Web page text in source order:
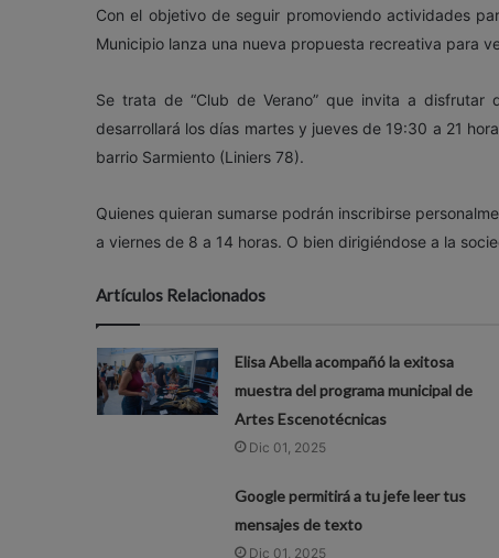
Con el objetivo de seguir promoviendo actividades
Municipio lanza una nueva propuesta recreativa para
Se trata de “Club de Verano” que invita a
desarrollará los días martes y jueves de 19:30 a 21
barrio Sarmiento (Liniers 78).
Quienes quieran sumarse podrán inscribirse
a viernes de 8 a 14 horas. O bien dirigiéndose a la
Artículos Relacionados
Elisa Abella acompañó la exitosa
muestra del programa municipal de
Artes Escenotécnicas
Dic 01, 2025
Google permitirá a tu jefe leer tus
mensajes de texto
Dic 01, 2025